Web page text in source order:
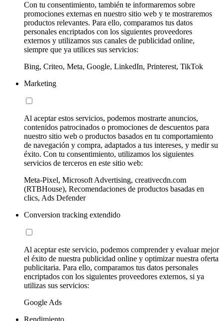
Con tu consentimiento, también te informaremos sobre
promociones externas en nuestro sitio web y te mostraremos
productos relevantes. Para ello, comparamos tus datos
personales encriptados con los siguientes proveedores
externos y utilizamos sus canales de publicidad online,
siempre que ya utilices sus servicios:
Bing, Criteo, Meta, Google, LinkedIn, Printerest, TikTok
Marketing
Al aceptar estos servicios, podemos mostrarte anuncios,
contenidos patrocinados o promociones de descuentos para
nuestro sitio web o productos basados en tu comportamiento
de navegación y compra, adaptados a tus intereses, y medir su
éxito. Con tu consentimiento, utilizamos los siguientes
servicios de terceros en este sitio web:
Meta-Pixel, Microsoft Advertising, creativecdn.com
(RTBHouse), Recomendaciones de productos basadas en
clics, Ads Defender
Conversion tracking extendido
Al aceptar este servicio, podemos comprender y evaluar mejor
el éxito de nuestra publicidad online y optimizar nuestra oferta
publicitaria. Para ello, comparamos tus datos personales
encriptados con los siguientes proveedores externos, si ya
utilizas sus servicios:
Google Ads